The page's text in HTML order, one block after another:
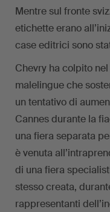
Mentre sul fronte
etichette erano
case editrici sono
Chevry ha colpito
malelingue che
un tentativo di
Cannes durante la
una fiera separata
è venuta
di una fiera
stesso creata,
rappresentanti